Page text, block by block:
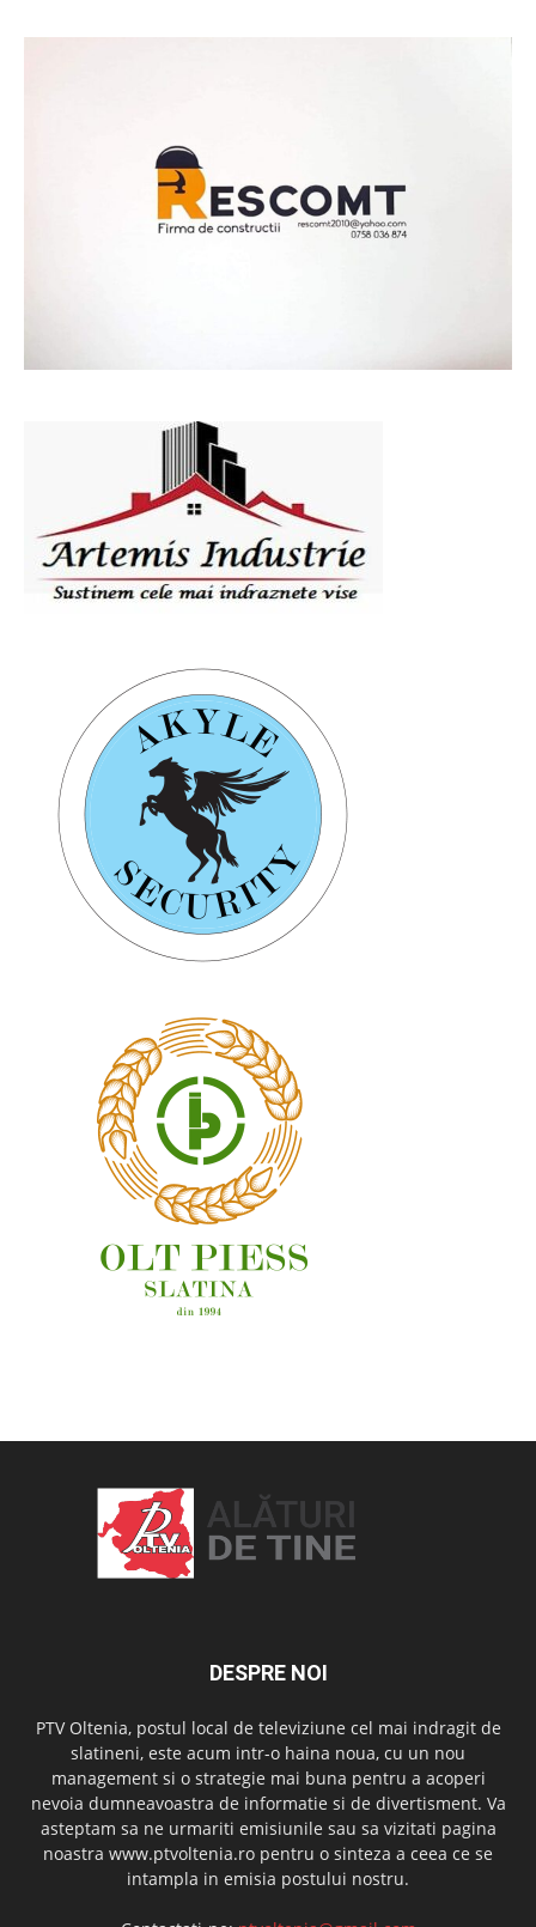
DESPRE NOI
PTV Oltenia, postul local de televiziune cel mai indragit de
slatineni, este acum intr-o haina noua, cu un nou
management si o strategie mai buna pentru a acoperi
nevoia dumneavoastra de informatie si de divertisment. Va
asteptam sa ne urmariti emisiunile sau sa vizitati pagina
noastra www.ptvoltenia.ro pentru o sinteza a ceea ce se
intampla in emisia postului nostru.